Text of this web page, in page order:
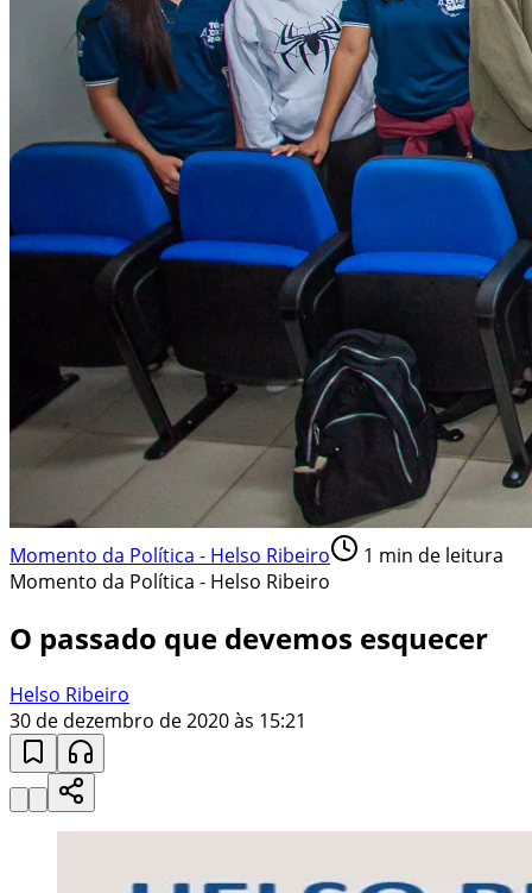
Momento da Política - Helso Ribeiro 1 min de leitura
Momento da Política - Helso Ribeiro
O passado que devemos esquecer
Helso Ribeiro
30 de dezembro de 2020 às 15:21